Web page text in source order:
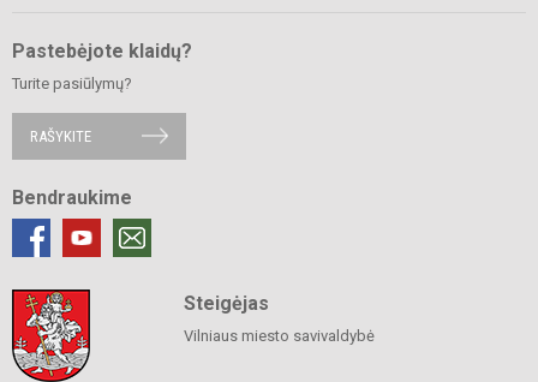
Pastebėjote klaidų?
Turite pasiūlymų?
RAŠYKITE
Bendraukime
Steigėjas
Vilniaus miesto savivaldybė